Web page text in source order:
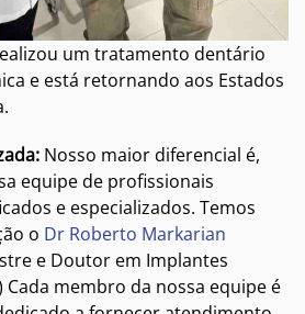
um tratamento dentário
e está retornando aos Estados
Nosso maior diferencial é,
equipe de profissionais
e especializados. Temos
o Dr Roberto Markarian
e Doutor em Implantes
Cada membro da nossa equipe é